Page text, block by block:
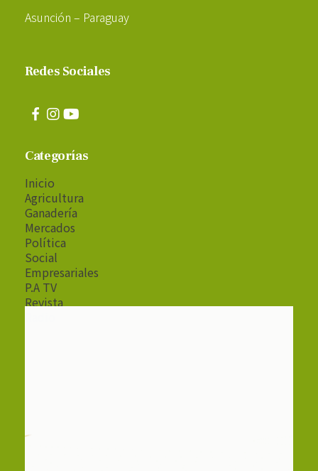
Asunción – Paraguay
Redes Sociales
Categorías
Inicio
Agricultura
Ganadería
Mercados
Política
Social
Empresariales
P.A TV
Revista